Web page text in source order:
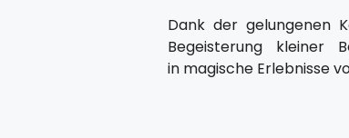
Dank der gelungenen
Begeisterung kleiner
in magische Erlebnisse